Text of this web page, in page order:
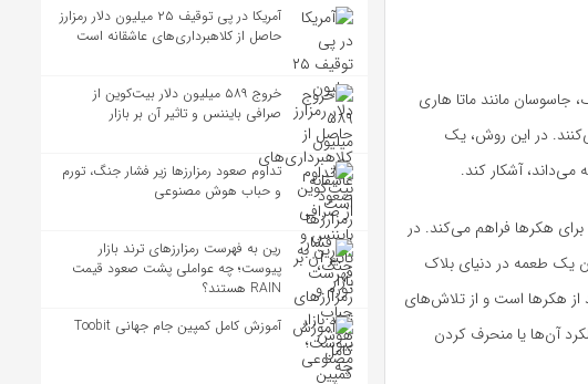
جاسوسان مانند ماتا هاری
در این روش، یک
آشکار کند.
هکرها فراهم می‌کند. در
یک طعمه در دنیای بلاک
از هکرها است و از تلاش‌های
آن‌ها یا منحرف کردن
آمریکا در پی توقیف ۲۵ میلیون دلار رمزارز
حاصل از کلاهبرداری‌های عاشقانه است
خروج ۵۸۹ میلیون دلار بیت‌کوین از
صرافی بایننس و تاثیر آن بر بازار
تداوم صعود رمزارزها زیر فشار جنگ، تورم
و حباب هوش مصنوعی
رین به فهرست رمزارزهای ترند بازار
پیوست؛ چه عواملی پشت صعود قیمت
RAIN هستند؟
آموزش کامل کمپین جام جهانی Toobit